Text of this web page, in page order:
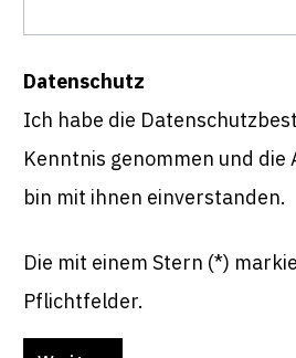
Datenschutz
Ich habe die
Kenntnis genommen und die
bin mit ihnen einverstanden.
Die mit einem Stern (*)
Pflichtfelder.